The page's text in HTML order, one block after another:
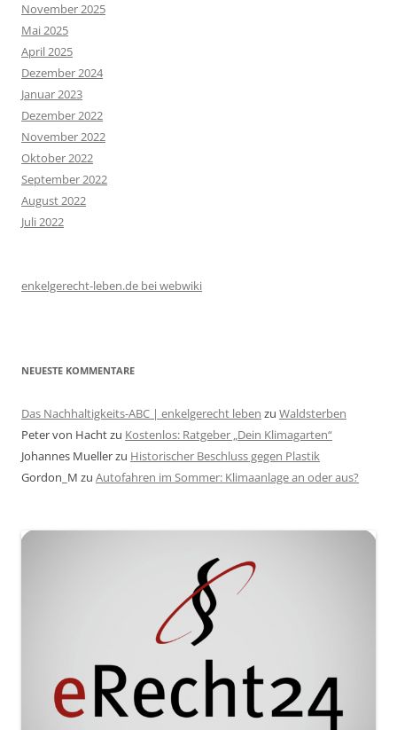
November 2025
Mai 2025
April 2025
Dezember 2024
Januar 2023
Dezember 2022
November 2022
Oktober 2022
September 2022
August 2022
Juli 2022
enkelgerecht-leben.de bei webwiki
NEUESTE KOMMENTARE
Das Nachhaltigkeits-ABC | enkelgerecht leben zu Waldsterben
Peter von Hachtzu Kostenlos: Ratgeber „Dein Klimagarten“
Johannes Muellerzu Historischer Beschluss gegen Plastik
Gordon_M zu Autofahren im Sommer: Klimaanlage an oder aus?